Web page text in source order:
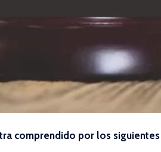
comprendido por los